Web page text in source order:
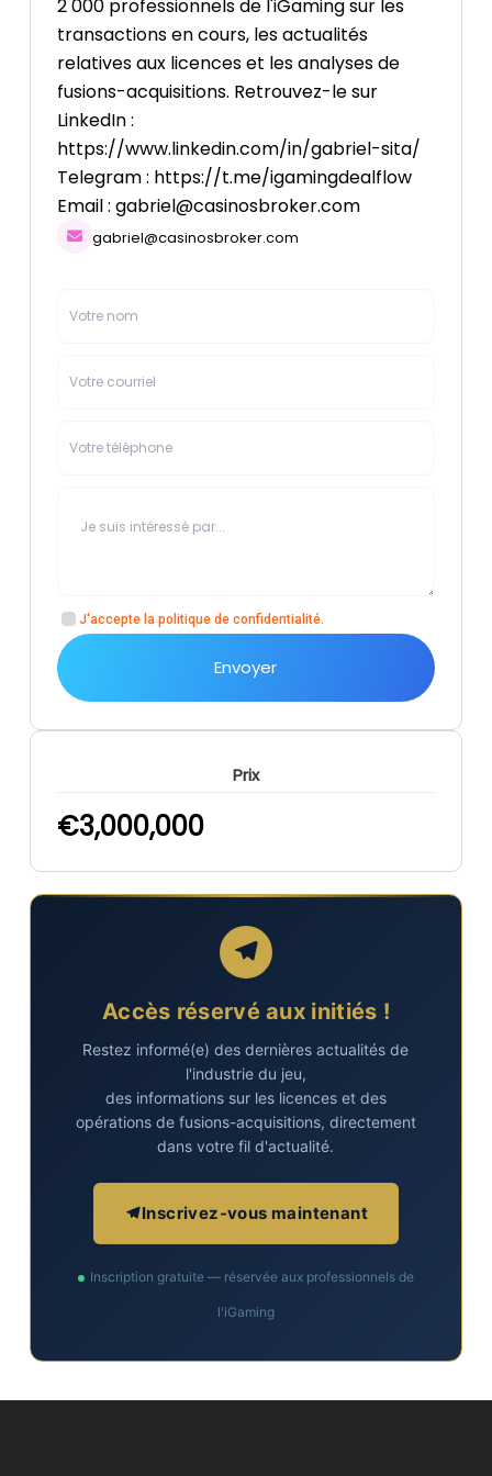
2 000 professionnels de l'iGaming sur les
transactions en cours, les actualités
relatives aux licences et les analyses de
fusions-acquisitions. Retrouvez-le sur
LinkedIn :
https://www.linkedin.com/in/gabriel-sita/
Telegram : https://t.me/igamingdealflow
Email : gabriel@casinosbroker.com
gabriel@casinosbroker.com
J'accepte la politique de confidentialité.
Envoyer
Prix
€3,000,000
Accès réservé aux initiés !
Restez informé(e) des dernières actualités de
l'industrie du jeu,
des informations sur les licences et des
opérations de fusions-acquisitions, directement
dans votre fil d'actualité.
Inscrivez-vous maintenant
Inscription gratuite — réservée aux professionnels de
l'iGaming